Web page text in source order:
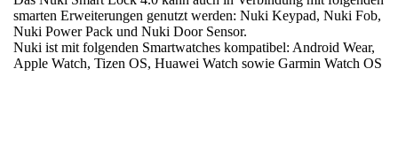
smarten Erweiterungen genutzt werden: Nuki Keypad, Nuki Fob,
Nuki Power Pack und Nuki Door Sensor.
Nuki ist mit folgenden Smartwatches kompatibel: Android Wear,
Apple Watch, Tizen OS, Huawei Watch sowie Garmin Watch OS